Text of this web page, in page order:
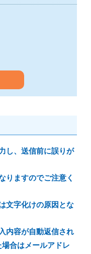
し、送信前に誤りが
りますのでご注意く
文字化けの原因とな
内容が自動返信され
合はメールアドレ